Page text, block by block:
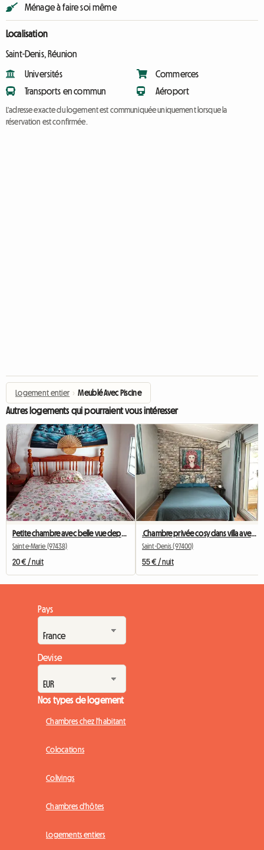
Ménage à faire soi même
Localisation
Saint-Denis, Réunion
Universités
Transports en commun
Commerces
Aéroport
L'adresse exacte du logement est communiquée uniquement lorsque la
réservation est confirmée.
Logement entier › Meublé Avec Piscine
Autres logements qui pourraient vous intéresser
Petite chambre avec belle vue depuis la terrasse
Sainte-Marie (97438)
20 € / nuit
.Chambre privée cosy dans villa avec jacussi et piscine
Saint-Denis (97400)
55 € / nuit
Pays
Devise
Nos types de logement
Chambres chez l'habitant
Colocations
Colivings
Chambres d'hôtes
Logements entiers